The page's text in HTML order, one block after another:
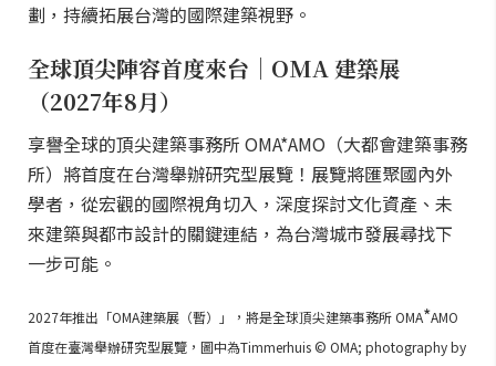
劃，持續拓展台灣的國際建築視野。
全球頂尖陣容首度來台｜OMA 建築展
（2027年8月）
享譽全球的頂尖建築事務所 OMA*AMO（大都會建築事務
所）將首度在台灣舉辦研究型展覽！展覽將匯聚國內外
學者，從宏觀的國際視角切入，深度探討文化資產、未
來建築與都市設計的關鍵連結，為台灣城市發展尋找下
一步可能。
2027年推出「OMA建築展（暫）」，將是全球頂尖建築事務所 OMA*AMO
首度在臺灣舉辦研究型展覽，圖中為Timmerhuis © OMA; photography by